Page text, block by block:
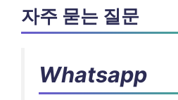
자주 묻는 질문
Whatsapp